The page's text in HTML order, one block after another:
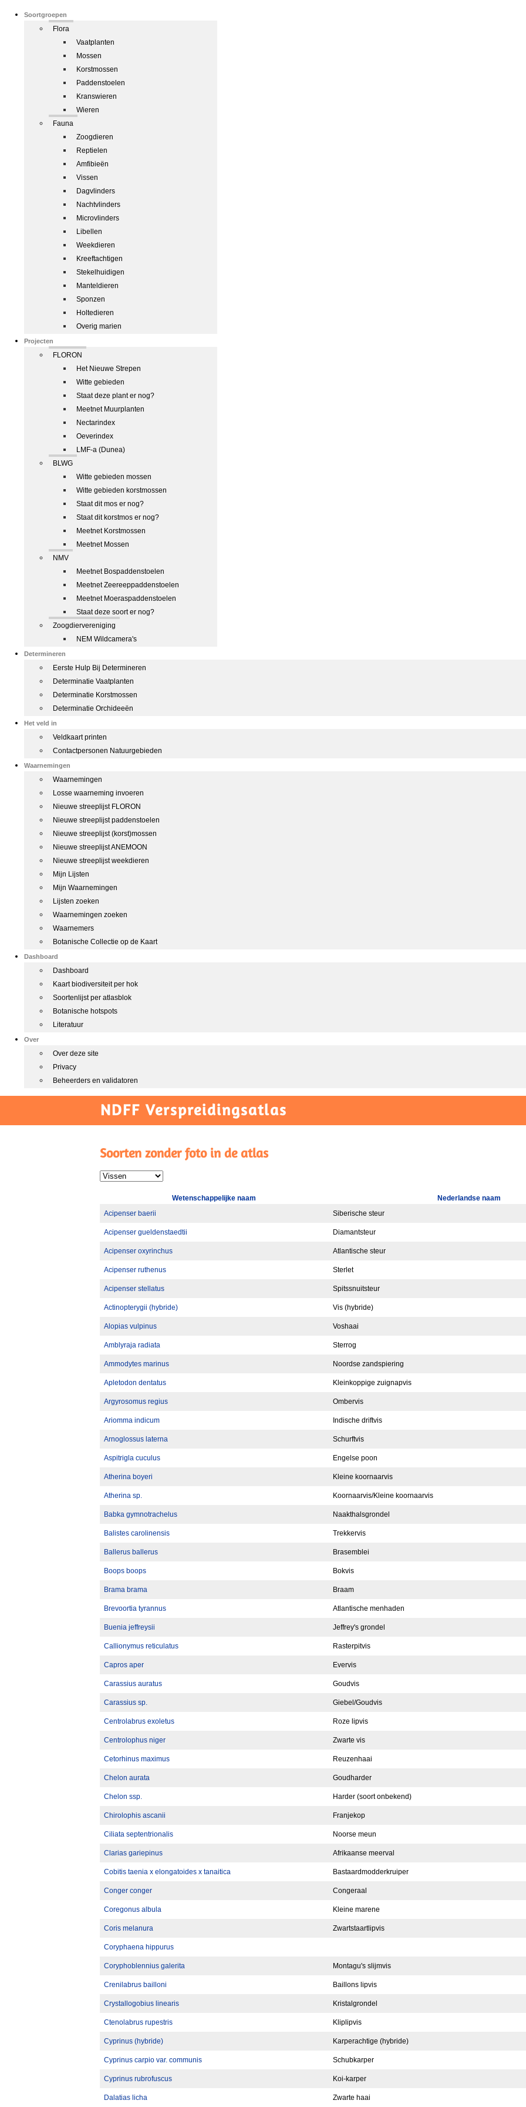
Soortgroepen
Flora
Vaatplanten
Mossen
Korstmossen
Paddenstoelen
Kranswieren
Wieren
Fauna
Zoogdieren
Reptielen
Amfibieën
Vissen
Dagvlinders
Nachtvlinders
Microvlinders
Libellen
Weekdieren
Kreeftachtigen
Stekelhuidigen
Manteldieren
Sponzen
Holtedieren
Overig marien
Projecten
FLORON
Het Nieuwe Strepen
Witte gebieden
Staat deze plant er nog?
Meetnet Muurplanten
Nectarindex
Oeverindex
LMF-a (Dunea)
BLWG
Witte gebieden mossen
Witte gebieden korstmossen
Staat dit mos er nog?
Staat dit korstmos er nog?
Meetnet Korstmossen
Meetnet Mossen
NMV
Meetnet Bospaddenstoelen
Meetnet Zeereeppaddenstoelen
Meetnet Moeraspaddenstoelen
Staat deze soort er nog?
Zoogdiervereniging
NEM Wildcamera's
Determineren
Eerste Hulp Bij Determineren
Determinatie Vaatplanten
Determinatie Korstmossen
Determinatie Orchideeën
Het veld in
Veldkaart printen
Contactpersonen Natuurgebieden
Waarnemingen
Waarnemingen
Losse waarneming invoeren
Nieuwe streeplijst FLORON
Nieuwe streeplijst paddenstoelen
Nieuwe streeplijst (korst)mossen
Nieuwe streeplijst ANEMOON
Nieuwe streeplijst weekdieren
Mijn Lijsten
Mijn Waarnemingen
Lijsten zoeken
Waarnemingen zoeken
Waarnemers
Botanische Collectie op de Kaart
Dashboard
Dashboard
Kaart biodiversiteit per hok
Soortenlijst per atlasblok
Botanische hotspots
Literatuur
Over
Over deze site
Privacy
Beheerders en validatoren
NDFF Verspreidingsatlas
Soorten zonder foto in de atlas
Wetenschappelijke naam Nederlandse naam
Acipenser baerii
Siberische steur
Acipenser gueldenstaedtii Diamantsteur
Acipenser oxyrinchus Atlantische steur
Acipenser ruthenus Sterlet
Acipenser stellatus Spitssnuitsteur
Actinopterygii (hybride) Vis (hybride)
Alopias vulpinus Voshaai
Amblyraja radiata Sterrog
Ammodytes marinus Noordse zandspiering
Apletodon dentatus Kleinkoppige zuignapvis
Argyrosomus regius Ombervis
Ariomma indicum Indische driftvis
Arnoglossus laterna Schurftvis
Aspitrigla cuculus Engelse poon
Atherina boyeri Kleine koornaarvis
Atherina sp. Koornaarvis/Kleine koornaarvis
Babka gymnotrachelus Naakthalsgrondel
Balistes carolinensis Trekkervis
Ballerus ballerus Brasemblei
Boops boops Bokvis
Brama brama Braam
Brevoortia tyrannus Atlantische menhaden
Buenia jeffreysii Jeffrey's grondel
Callionymus reticulatus Rasterpitvis
Capros aper Evervis
Carassius auratus Goudvis
Carassius sp. Giebel/Goudvis
Centrolabrus exoletus Roze lipvis
Centrolophus niger Zwarte vis
Cetorhinus maximus Reuzenhaai
Chelon aurata Goudharder
Chelon ssp. Harder (soort onbekend)
Chirolophis ascanii Franjekop
Ciliata septentrionalis Noorse meun
Clarias gariepinus Afrikaanse meerval
Cobitis taenia x elongatoides x tanaitica Bastaardmodderkruiper
Conger conger Congeraal
Coregonus albula Kleine marene
Coris melanura Zwartstaartlipvis
Coryphaena hippurus
Coryphoblennius galerita Montagu's slijmvis
Crenilabrus bailloni Baillons lipvis
Crystallogobius linearis Kristalgrondel
Ctenolabrus rupestris Kliplipvis
Cyprinus (hybride) Karperachtige (hybride)
Cyprinus carpio var. communis Schubkarper
Cyprinus rubrofuscus Koi-karper
Dalatias licha Zwarte haai